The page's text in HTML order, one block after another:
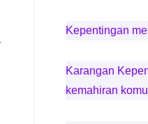
Kepentingan
Karangan
kemahiran